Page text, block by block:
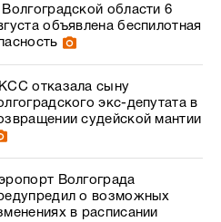
Волгоградской области 6
объявлена беспилотная
отказала сыну
экс-депутата в
судейской мантии
Волгограда
о возможных
в расписании